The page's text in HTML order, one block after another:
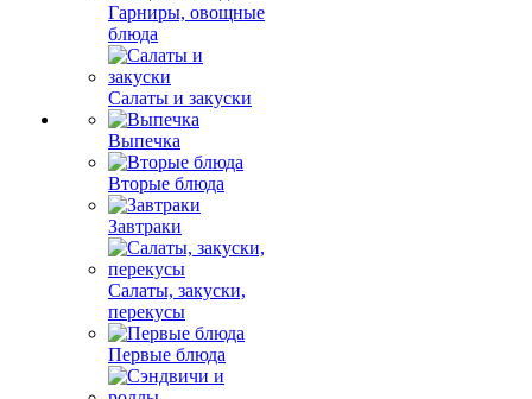
Гарниры, овощные
блюда
Салаты и закуски
Выпечка
Вторые блюда
Завтраки
Салаты, закуски,
перекусы
Первые блюда